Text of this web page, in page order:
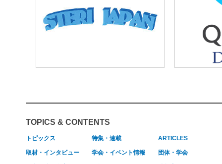
TOPICS & CONTENTS
トピックス 特集・連載 ARTICLES
取材・インタビュー 学会・イベント情報 団体・学会